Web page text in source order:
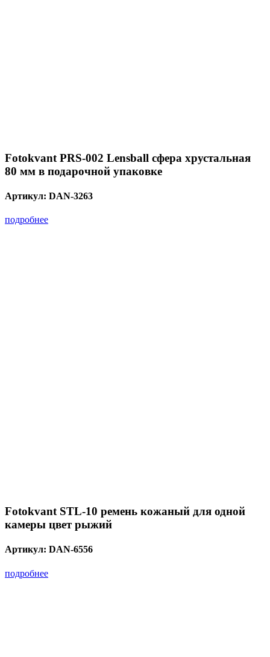
Fotokvant PRS-002 Lensball сфера хрустальная
80 мм в подарочной упаковке
Артикул: DAN-3263
подробнее
Fotokvant STL-10 ремень кожаный для одной
камеры цвет рыжий
Артикул: DAN-6556
подробнее